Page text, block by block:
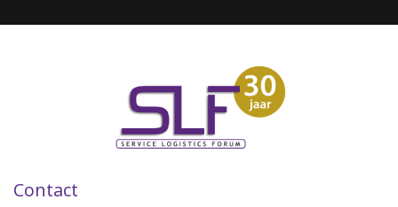
Contact